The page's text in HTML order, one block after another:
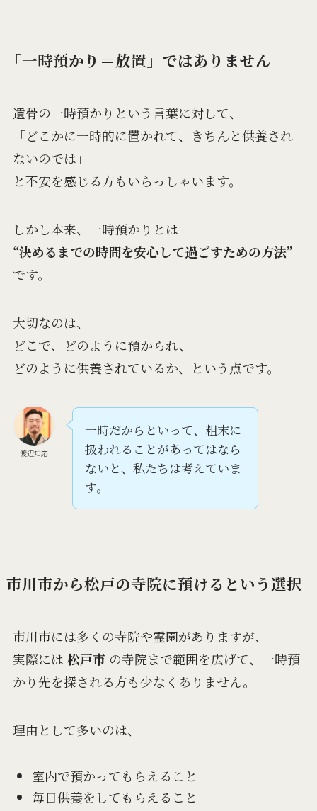
「一時預かり＝放置」ではありません
遺骨の一時預かりという言葉に対して、
「どこかに一時的に置かれて、きちんと供養され
ないのでは」
と不安を感じる方もいらっしゃいます。
しかし本来、一時預かりとは
“決めるまでの時間を安心して過ごすための方法”
です。
大切なのは、
どこで、どのように預かられ、
どのように供養されているか、という点です。
渡辺知応
一時だからといって、粗末に
扱われることがあってはなら
ないと、私たちは考えていま
す。
市川市から松戸の寺院に預けるという選択
市川市には多くの寺院や霊園がありますが、
実際には 松戸市 の寺院まで範囲を広げて、一時預
かり先を探される方も少なくありません。
理由として多いのは、
室内で預かってもらえること
毎日供養をしてもらえること